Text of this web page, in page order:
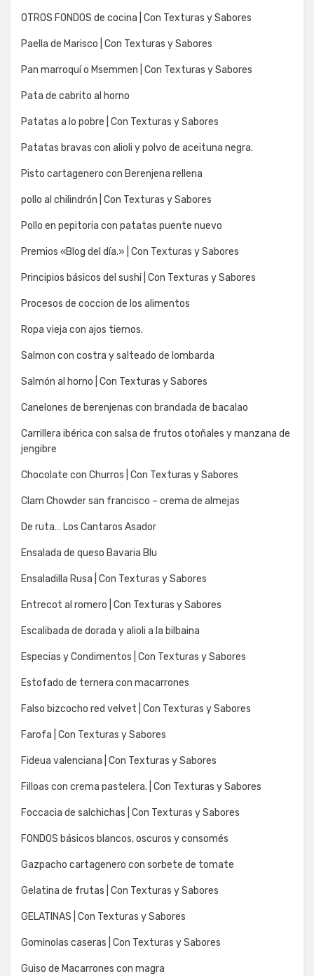
OTROS FONDOS de cocina | Con Texturas y Sabores
Paella de Marisco | Con Texturas y Sabores
Pan marroquí o Msemmen | Con Texturas y Sabores
Pata de cabrito al horno
Patatas a lo pobre | Con Texturas y Sabores
Patatas bravas con alioli y polvo de aceituna negra.
Pisto cartagenero con Berenjena rellena
pollo al chilindrón | Con Texturas y Sabores
Pollo en pepitoria con patatas puente nuevo
Premios «Blog del día.» | Con Texturas y Sabores
Principios básicos del sushi | Con Texturas y Sabores
Procesos de coccion de los alimentos
Ropa vieja con ajos tiernos.
Salmon con costra y salteado de lombarda
Salmón al horno | Con Texturas y Sabores
Canelones de berenjenas con brandada de bacalao
Carrillera ibérica con salsa de frutos otoñales y manzana de
jengibre
Chocolate con Churros | Con Texturas y Sabores
Clam Chowder san francisco – crema de almejas
De ruta… Los Cantaros Asador
Ensalada de queso Bavaria Blu
Ensaladilla Rusa | Con Texturas y Sabores
Entrecot al romero | Con Texturas y Sabores
Escalibada de dorada y alioli a la bilbaina
Especias y Condimentos | Con Texturas y Sabores
Estofado de ternera con macarrones
Falso bizcocho red velvet | Con Texturas y Sabores
Farofa | Con Texturas y Sabores
Fideua valenciana | Con Texturas y Sabores
Filloas con crema pastelera. | Con Texturas y Sabores
Foccacia de salchichas | Con Texturas y Sabores
FONDOS básicos blancos, oscuros y consomés
Gazpacho cartagenero con sorbete de tomate
Gelatina de frutas | Con Texturas y Sabores
GELATINAS | Con Texturas y Sabores
Gominolas caseras | Con Texturas y Sabores
Guiso de Macarrones con magra